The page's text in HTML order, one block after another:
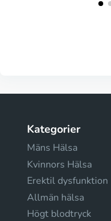
Kategorier
Mäns Hälsa
Kvinnors Hälsa
Erektil dysfunktion
Allmän hälsa
Högt blodtryck